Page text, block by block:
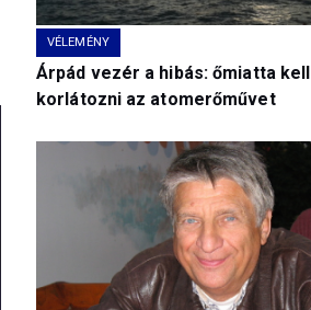
VÉLEMÉNY
Árpád vezér a hibás: őmiatta kell
korlátozni az atomerőművet